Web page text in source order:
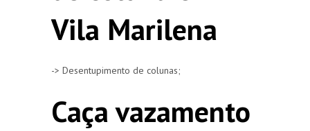
Vila Marilena
-> Desentupimento de colunas;
Caça vazamento